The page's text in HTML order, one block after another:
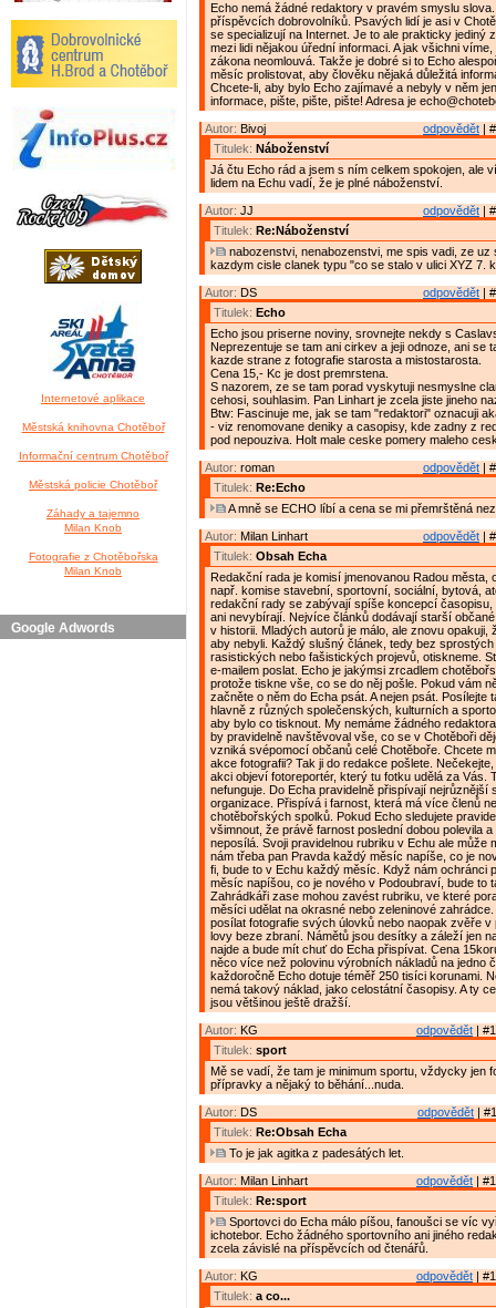
Internetové aplikace
Městská knihovna Chotěboř
Informační centrum Chotěboř
Městská policie Chotěboř
Záhady a tajemno
Milan Knob
Fotografie z Chotěbořska
Milan Knob
Google Adwords
Echo nemá žádné redaktory v pravém smyslu
příspěvcích dobrovolníků. Psavých lidí je asi v
se specializují na Internet. Je to ale prakticky jediný
mezi lidi nějakou úřední informaci. A jak všichni
zákona neomlouvá. Takže je dobré si to Echo
měsíc prolistovat, aby člověku nějaká důležitá
Chcete-li, aby bylo Echo zajímavé a nebyly v něm
informace, pište, pište, pište! Adresa je
odpovědět |
Autor: Bivoj
Titulek: Náboženství
Já čtu Echo rád a jsem s ním celkem spokojen, ale
lidem na Echu vadí, že je plné náboženství.
odpovědět |
Autor: JJ
Titulek: Re:Náboženství
nabozenstvi, nenabozenstvi, me spis vadi, ze uz
kazdym cisle clanek typu "co se stalo v ulici XYZ 7.
odpovědět |
Autor: DS
Titulek: Echo
Echo jsou priserne noviny, srovnejte nekdy s
Neprezentuje se tam ani cirkev a jeji odnoze, ani se
kazde strane z fotografie starosta a mistostarosta.
Cena 15,- Kc je dost premrstena.
S nazorem, ze se tam porad vyskytuji nesmyslne
cehosi, souhlasim. Pan Linhart je zcela jiste jineho
Btw: Fascinuje me, jak se tam "redaktori" oznacuji
- viz renomovane deniky a casopisy, kde zadny z
pod nepouziva. Holt male ceske pomery maleho
odpovědět |
Autor: roman
Titulek: Re:Echo
A mně se ECHO líbí a cena se mi přemrštěná
odpovědět |
Autor: Milan Linhart
Titulek: Obsah Echa
Redakční rada je komisí jmenovanou Radou města,
např. komise stavební, sportovní, sociální, bytová,
redakční rady se zabývají spíše koncepcí časopisu,
ani nevybírají. Nejvíce článků dodávají starší
v historii. Mladých autorů je málo, ale znovu opakuji,
aby nebyli. Každý slušný článek, tedy bez
rasistických nebo fašistických projevů, otiskneme.
e-mailem poslat. Echo je jakýmsi zrcadlem
protože tiskne vše, co se do něj pošle. Pokud vám
začněte o něm do Echa psát. A nejen psát. Posílejte
hlavně z různých společenských, kulturních a
aby bylo co tisknout. My nemáme žádného
by pravidelně navštěvoval vše, co se v Chotěboři
vzniká svépomocí občanů celé Chotěboře. Chcete
akce fotografii? Tak ji do redakce pošlete.
akci objeví fotoreportér, který tu fotku udělá za Vás.
nefunguje. Do Echa pravidelně přispívají nejrůznější
organizace. Přispívá i farnost, která má více členů
chotěbořských spolků. Pokud Echo sledujete
všimnout, že právě farnost poslední dobou polevila
neposílá. Svoji pravidelnou rubriku v Echu ale může
nám třeba pan Pravda každý měsíc napíše, co je
fi, bude to v Echu každý měsíc. Když nám ochránci
měsíc napíšou, co je nového v Podoubraví, bude to
Zahrádkáři zase mohou zavést rubriku, ve které
měsíci udělat na okrasné nebo zeleninové
posílat fotografie svých úlovků nebo naopak zvěře v
lovy beze zbraní. Námětů jsou desítky a záleží jen
najde a bude mít chuť do Echa přispívat. Cena
něco více než polovinu výrobních nákladů na jedno
každoročně Echo dotuje téměř 250 tisíci korunami.
nemá takový náklad, jako celostátní časopisy. A ty
jsou většinou ještě dražší.
odpovědět |
Autor: KG
Titulek: sport
Mě se vadí, že tam je minimum sportu, vždycky jen
přípravky a nějaký to běhání...nuda.
odpovědět |
Autor: DS
Titulek: Re:Obsah Echa
To je jak agitka z padesátých let.
odpovědět |
Autor: Milan Linhart
Titulek: Re:sport
Sportovci do Echa málo píšou, fanoušci se víc
ichotebor. Echo žádného sportovního ani jiného
zcela závislé na příspěvcích od čtenářů.
odpovědět |
Autor: KG
Titulek: a co...